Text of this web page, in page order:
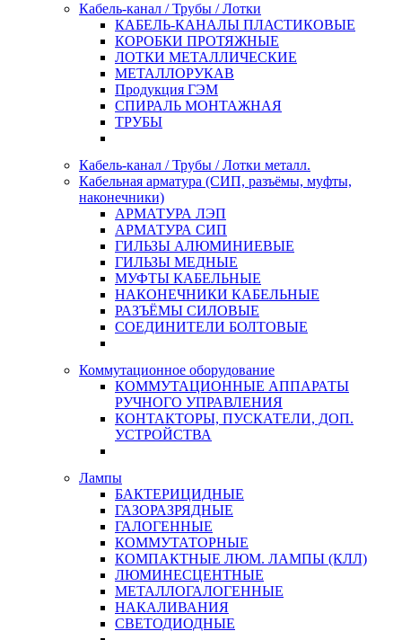
Кабель-канал / Трубы / Лотки
КАБЕЛЬ-КАНАЛЫ ПЛАСТИКОВЫЕ
КОРОБКИ ПРОТЯЖНЫЕ
ЛОТКИ МЕТАЛЛИЧЕСКИЕ
МЕТАЛЛОРУКАВ
Продукция ГЭМ
СПИРАЛЬ МОНТАЖНАЯ
ТРУБЫ
Кабель-канал / Трубы / Лотки металл.
Кабельная арматура (СИП, разъёмы, муфты,
наконечники)
АРМАТУРА ЛЭП
АРМАТУРА СИП
ГИЛЬЗЫ АЛЮМИНИЕВЫЕ
ГИЛЬЗЫ МЕДНЫЕ
МУФТЫ КАБЕЛЬНЫЕ
НАКОНЕЧНИКИ КАБЕЛЬНЫЕ
РАЗЪЁМЫ СИЛОВЫЕ
СОЕДИНИТЕЛИ БОЛТОВЫЕ
Коммутационное оборудование
КОММУТАЦИОННЫЕ АППАРАТЫ
РУЧНОГО УПРАВЛЕНИЯ
КОНТАКТОРЫ, ПУСКАТЕЛИ, ДОП.
УСТРОЙСТВА
Лампы
БАКТЕРИЦИДНЫЕ
ГАЗОРАЗРЯДНЫЕ
ГАЛОГЕННЫЕ
КОММУТАТОРНЫЕ
КОМПАКТНЫЕ ЛЮМ. ЛАМПЫ (КЛЛ)
ЛЮМИНЕСЦЕНТНЫЕ
МЕТАЛЛОГАЛОГЕННЫЕ
НАКАЛИВАНИЯ
СВЕТОДИОДНЫЕ